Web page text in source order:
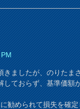
きましたが、のりたま
しておらず、基準価額
勧められて損失を確